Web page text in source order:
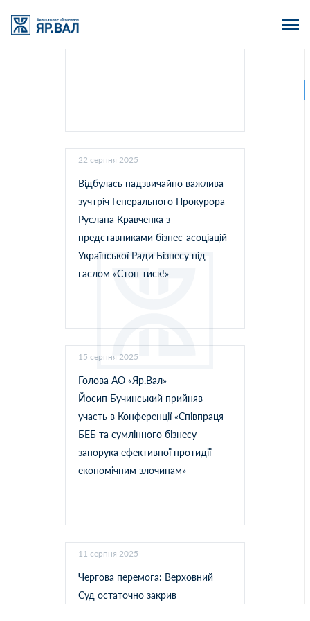
FORUM: головні тренди
22 серпня 2025
Відбулась надзвичайно важлива
зучтріч Генерального Прокурора
Руслана Кравченка з
представниками бізнес-асоціацій
Української Ради Бізнесу під
гаслом «Стоп тиск!»
15 серпня 2025
Голова АО «Яр.Вал»
Йосип Бучинський прийняв
участь в Конференції «Співпраця
БЕБ та сумлінного бізнесу –
запорука ефективної протидії
економічним злочинам»
11 серпня 2025
Чергова перемога: Верховний
Суд остаточно закрив